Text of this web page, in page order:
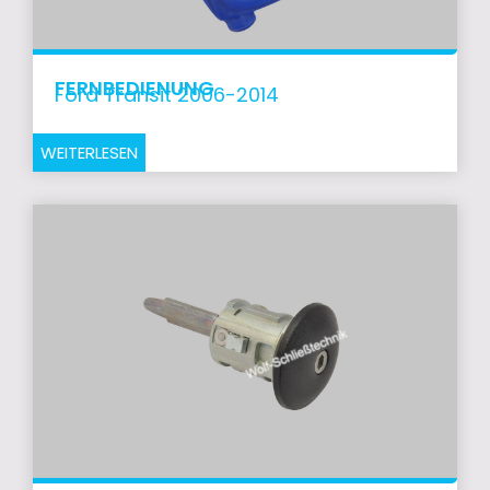
FERNBEDIENUNG
Ford Transit 2006-2014
WEITERLESEN